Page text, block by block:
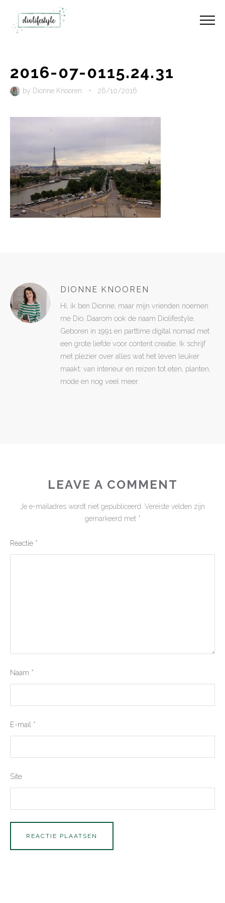
2016-07-0115.24.31
by Dionne Knooren • 26/10/2016
DIONNE KNOOREN
Hi, ik ben Dionne, maar mijn vrienden noemen
me Dio. Daarom ook de naam Diolifestyle.
Geboren in 1991 en parttime digital nomad met
een grote liefde voor content creatie. Ik schrijf
met plezier over alles wat het leven leuker
maakt: van interieur en reizen tot eten, planten,
mode en nog veel meer.
LEAVE A COMMENT
Je e-mailadres wordt niet gepubliceerd. Vereiste velden zijn
gemarkeerd met *
Reactie *
Naam *
E-mail *
Site